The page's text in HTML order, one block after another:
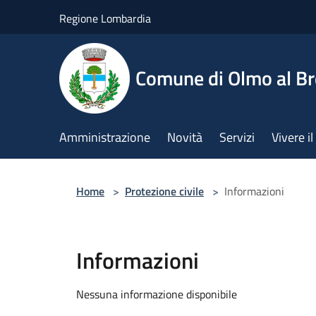
Regione Lombardia
Comune di Olmo al
Amministrazione Novità Servizi Vivere
Home > Protezione civile > Informazioni
Informazioni
Nessuna informazione disponibile